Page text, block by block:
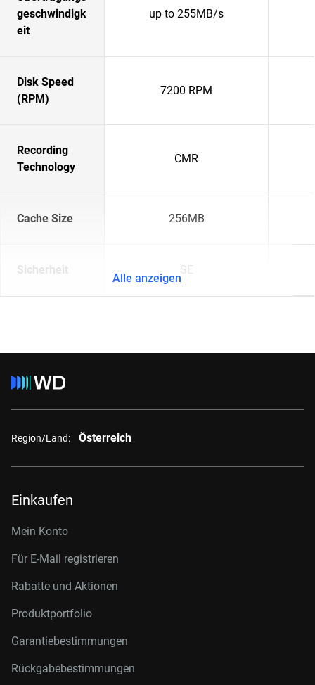
geschwindigk
eit
up to 255MB/s
Disk Speed
(RPM)
7200 RPM
Recording
Technology
CMR
Cache Size 256MB
Sicherheit SE
Alle anzeigen
Region/Land: Österreich
Einkaufen
Mein Konto
Für E-Mail registrieren
Rabatte und Aktionen
Produktportfolio
Garantiebestimmungen
Rückgabebestimmungen